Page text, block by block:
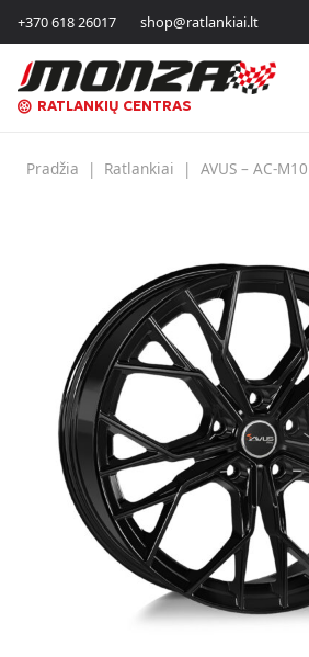
+370 618 26017 shop@ratlankiai.lt
RATLANKIŲ CENTRAS
Pradžia | Ratlankiai | AVUS – AC-